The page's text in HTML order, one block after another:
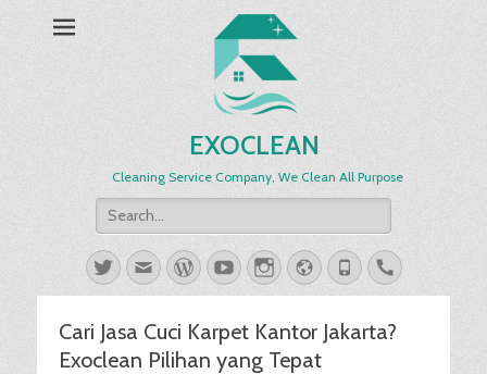
EXOCLEAN
Cleaning Service Company, We Clean All Purpose
Search
for:
TwitterEmailWordPress
YouTubeInstagram
Website
PhoneHandset
Cari Jasa Cuci Karpet Kantor Jakarta?
Exoclean Pilihan yang Tepat